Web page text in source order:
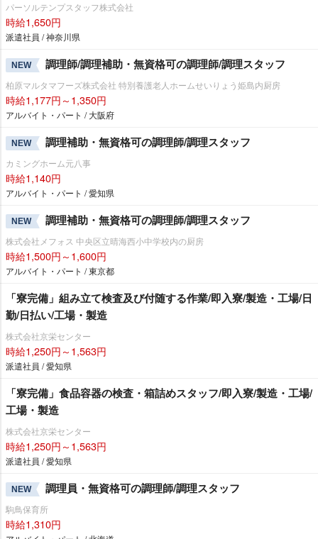
パーソルテンプスタッフ株式会社
時給1,650円
派遣社員 / 神奈川県
NEW 調理師/調理補助・無資格可の調理師/調理スタッフ
柏原マルタマフーズ株式会社 特別養護老人ホームせいりょう姫島内厨房
時給1,177円～1,350円
アルバイト・パート / 大阪府
NEW 調理補助・無資格可の調理師/調理スタッフ
カミングホーム元八事
時給1,140円
アルバイト・パート / 愛知県
NEW 調理補助・無資格可の調理師/調理スタッフ
株式会社メフォス 中央区立晴海西小中学校内の厨房
時給1,500円～1,600円
アルバイト・パート / 東京都
「寮完備」組み立て検査及び付随する作業/即入寮/製造・工場/日
勤/日払い/工場・製造
株式会社京栄センター
時給1,250円～1,563円
派遣社員 / 愛知県
「寮完備」食品容器の検査・箱詰めスタッフ/即入寮/製造・工場/
工場・製造
株式会社京栄センター
時給1,250円～1,563円
派遣社員 / 愛知県
NEW 調理員・無資格可の調理師/調理スタッフ
駒鳥保育所
時給1,310円